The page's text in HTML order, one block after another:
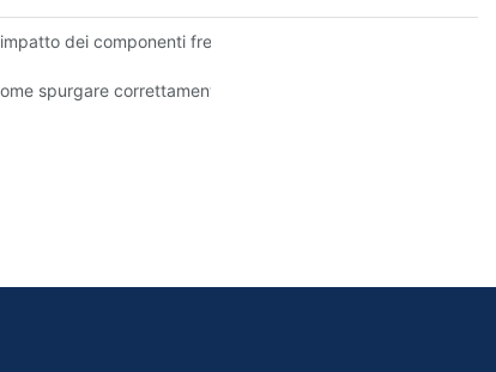
dei componenti frenanti di qualità sulla manovrabilità
frenante
spurgare correttamente il sistema frenante per